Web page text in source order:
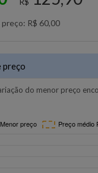
R$ 60,00
preço
do menor preço